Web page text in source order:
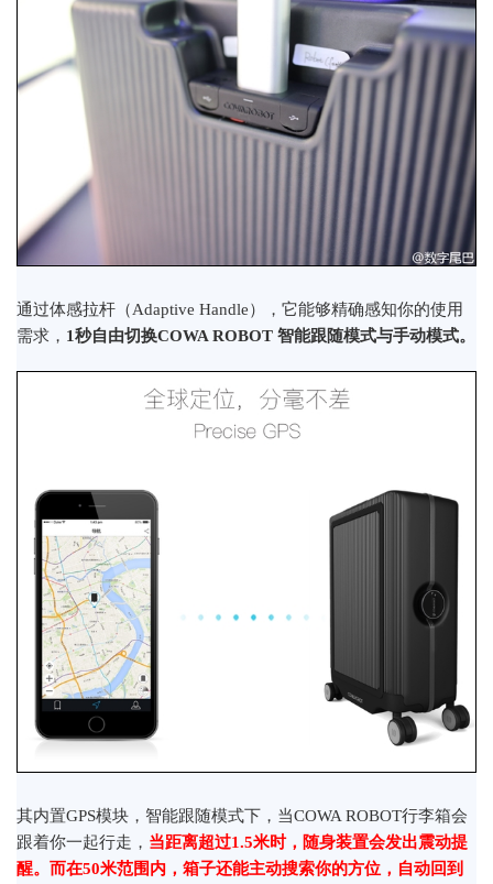
通过体感拉杆（Adaptive Handle），它能够精确感知你的使用
需求， 1秒自由切换COWA ROBOT 智能跟随模式与手动模式。
其内置GPS模块，智能跟随模式下，当COWA ROBOT行李箱会
跟着你一起行走， 当距离超过1.5米时，随身装置会发出震动提
醒。而在50米范围内，箱子还能主动搜索你的方位，自动回到